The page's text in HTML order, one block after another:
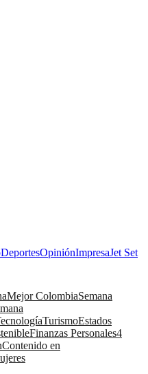
DeportesOpiniónImpresaJet Set
Mejor ColombiaSemana
TurismoEstados
Finanzas Personales4
Contenido en